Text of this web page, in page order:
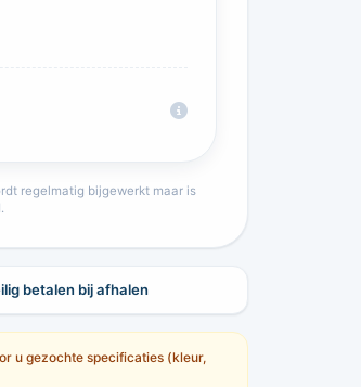
regelmatig bijgewerkt maar is
betalen bij afhalen
u gezochte specificaties (kleur,